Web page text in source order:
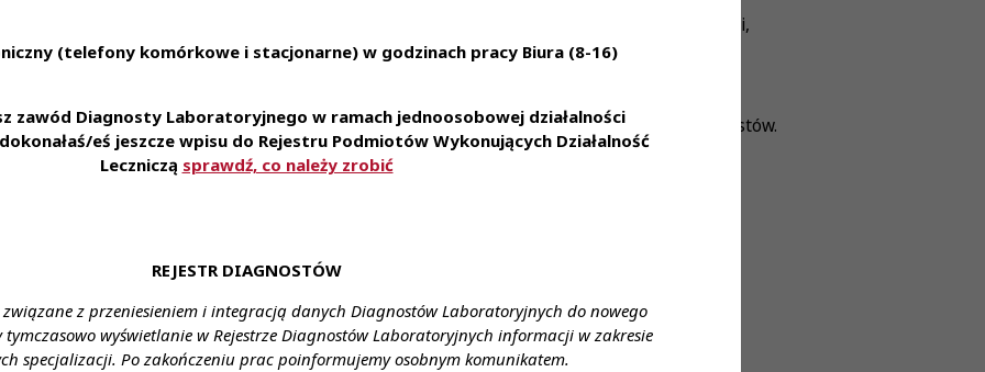
(telefony komórkowe i stacjonarne) w godzinach pracy Biura (8-16)
zawód Diagnosty Laboratoryjnego w ramach jednoosobowej działalności
eś jeszcze wpisu do Rejestru Podmiotów Wykonujących Działalność
Leczniczą sprawdź, co należy zrobić
REJESTR DIAGNOSTÓW
z przeniesieniem i integracją danych Diagnostów Laboratoryjnych do nowego
tymczasowo wyświetlanie w Rejestrze Diagnostów Laboratoryjnych informacji w zakresie
specjalizacji. Po zakończeniu prac poinformujemy osobnym komunikatem.
najnowszych technologii oraz styczność z najciekawszymi przypadkami medycznymi,
usługi dla naszych pracowników i ich rodzin,
do pracy na danym stanowisku i zdobycia cennego doświadczenia pod okiem specjalistów.
za pośrednictwem formularza:link
umowa o pracę/umowa zlecenie wg preferencji kandydata